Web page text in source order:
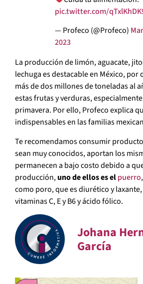
pic.twitter.com/
— Profeco (@Profeco)
2023
La producción de limón, aguacate,
lechuga es destacable en México, por
más de dos millones de toneladas al
estas frutas y verduras,
primavera. Por ello, Profeco explica
indispensables en las familias
Te recomendamos consumir
sean muy conocidos, aportan los
permanecen a bajo costo debido a
producción,uno de ellos es elpuerro
como poro, que es diurético y
vitaminas C, E y B6 y ácido fólico.
Johana
García